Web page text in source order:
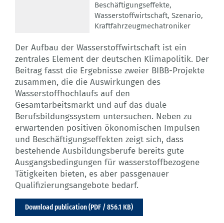
Beschäftigungseffekte,
Wasserstoffwirtschaft, Szenario,
Kraftfahrzeugmechatroniker
Der Aufbau der Wasserstoffwirtschaft ist ein
zentrales Element der deutschen Klimapolitik. Der
Beitrag fasst die Ergebnisse zweier BIBB-Projekte
zusammen, die die Auswirkungen des
Wasserstoffhochlaufs auf den
Gesamtarbeitsmarkt und auf das duale
Berufsbildungssystem untersuchen. Neben zu
erwartenden positiven ökonomischen Impulsen
und Beschäftigungseffekten zeigt sich, dass
bestehende Ausbildungsberufe bereits gute
Ausgangsbedingungen für wasserstoffbezogene
Tätigkeiten bieten, es aber passgenauer
Qualifizierungsangebote bedarf.
Download publication (PDF / 856.1 KB)